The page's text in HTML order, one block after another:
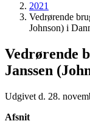
2021
Vedrørende
Johnson) i
Vedrørende
Janssen
Udgivet d. 28.
Afsnit